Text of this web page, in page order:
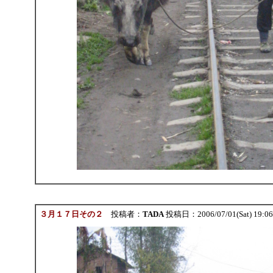
３月１７日その２ 投稿者： TADA投稿日：2006/07/01(Sat)